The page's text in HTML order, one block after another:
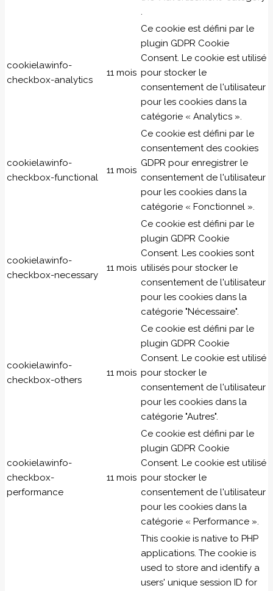
.
cookielawinfo-
checkbox-analytics
11 mois
Ce cookie est défini par le
plugin GDPR Cookie
Consent. Le cookie est utilisé
pour stocker le
consentement de l'utilisateur
pour les cookies dans la
catégorie « Analytics ».
cookielawinfo-
checkbox-functional
11 mois
Ce cookie est défini par le
consentement des cookies
GDPR pour enregistrer le
consentement de l'utilisateur
pour les cookies dans la
catégorie « Fonctionnel ».
cookielawinfo-
checkbox-necessary
11 mois
Ce cookie est défini par le
plugin GDPR Cookie
Consent. Les cookies sont
utilisés pour stocker le
consentement de l'utilisateur
pour les cookies dans la
catégorie "Nécessaire".
cookielawinfo-
checkbox-others
11 mois
Ce cookie est défini par le
plugin GDPR Cookie
Consent. Le cookie est utilisé
pour stocker le
consentement de l'utilisateur
pour les cookies dans la
catégorie "Autres".
cookielawinfo-
checkbox-
performance
11 mois
Ce cookie est défini par le
plugin GDPR Cookie
Consent. Le cookie est utilisé
pour stocker le
consentement de l'utilisateur
pour les cookies dans la
catégorie « Performance ».
This cookie is native to PHP
applications. The cookie is
used to store and identify a
users' unique session ID for